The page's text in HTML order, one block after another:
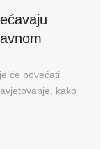
će povećati
kako